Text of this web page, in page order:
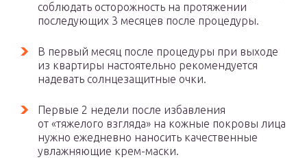
соблюдать осторожность на протяжении
последующих 3 месяцев после процедуры.
В первый месяц после процедуры при выходе
из квартиры настоятельно рекомендуется
надевать солнцезащитные очки.
Первые 2 недели после избавления
от «тяжелого взгляда» на кожные покровы лица
нужно ежедневно наносить качественные
увлажняющие крем-маски.